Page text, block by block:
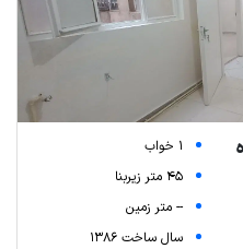
1 خواب
45 متر زیربنا
-- متر زمین
سال ساخت 1386